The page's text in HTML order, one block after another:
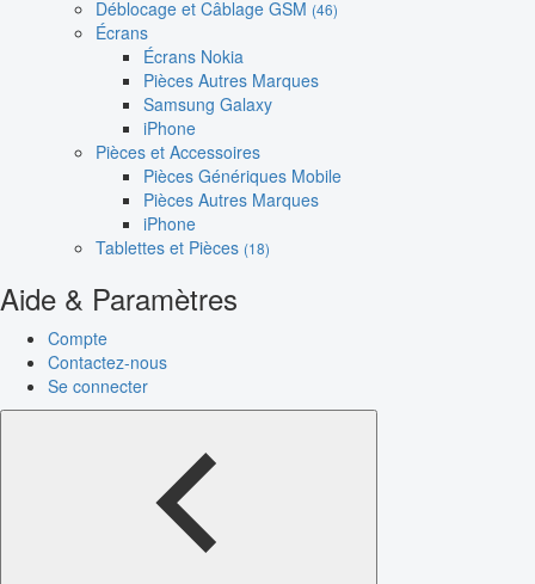
Déblocage et Câblage GSM (46)
Écrans
Écrans Nokia
Pièces Autres Marques
Samsung Galaxy
iPhone
Pièces et Accessoires
Pièces Génériques Mobile
Pièces Autres Marques
iPhone
Tablettes et Pièces (18)
Aide & Paramètres
Compte
Contactez-nous
Se connecter